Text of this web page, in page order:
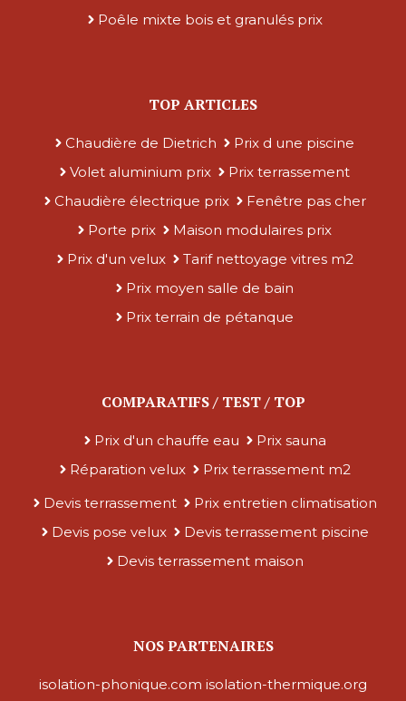
Poêle mixte bois et granulés prix
TOP ARTICLES
Chaudière de Dietrich
Prix d une piscine
Volet aluminium prix
Prix terrassement
Chaudière électrique prix
Fenêtre pas cher
Porte prix
Maison modulaires prix
Prix d'un velux
Tarif nettoyage vitres m2
Prix moyen salle de bain
Prix terrain de pétanque
COMPARATIFS / TEST / TOP
Prix d'un chauffe eau
Prix sauna
Réparation velux
Prix terrassement m2
Devis terrassement
Prix entretien climatisation
Devis pose velux
Devis terrassement piscine
Devis terrassement maison
NOS PARTENAIRES
isolation-phonique.com isolation-thermique.org